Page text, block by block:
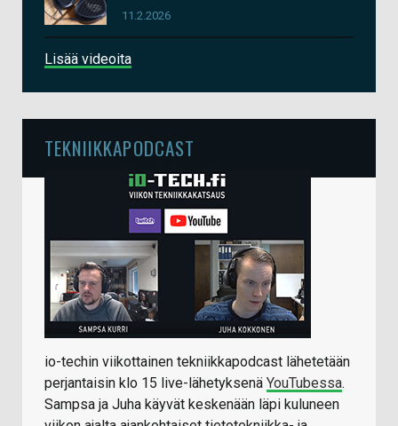
11.2.2026
Lisää videoita
TEKNIIKKAPODCAST
io-techin viikottainen tekniikkapodcast lähetetään
perjantaisin klo 15 live-lähetyksenä YouTubessa.
Sampsa ja Juha käyvät keskenään läpi kuluneen